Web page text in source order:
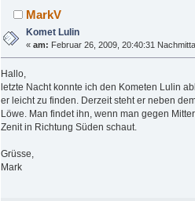
7298 mal)
MarkV
Komet Lulin
«am: Februar 26, 2009, 20:40:31
Hallo,
letzte Nacht konnte ich den Kometen Lulin
er leicht zu finden. Derzeit steht er neben
Löwe. Man findet ihn, wenn man gegen
Zenit in Richtung Süden schaut.
Grüsse,
Mark